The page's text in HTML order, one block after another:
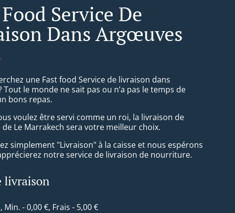
Service De
Dans Argœuves
une Fast food Service de livraison dans
Tout le monde ne sait pas ou n’a pas le temps de
bons repas.
voulez être servi comme un roi, la livraison de
Le Marrakech sera votre meilleur choix.
simplement "Livraison" à la caisse et nous espérons
notre service de livraison de nourriture.
livraison
, Min. - 0,00 €, Frais - 5,00 €